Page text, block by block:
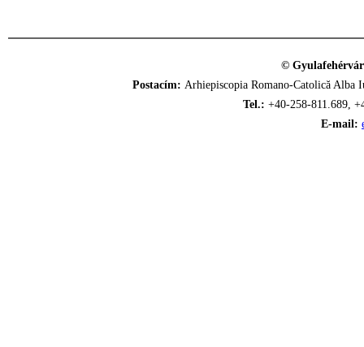
©
Postacím: Arhiepiscopia Romano-Catolică
Tel.: +40-258-811.689,
E-mail: